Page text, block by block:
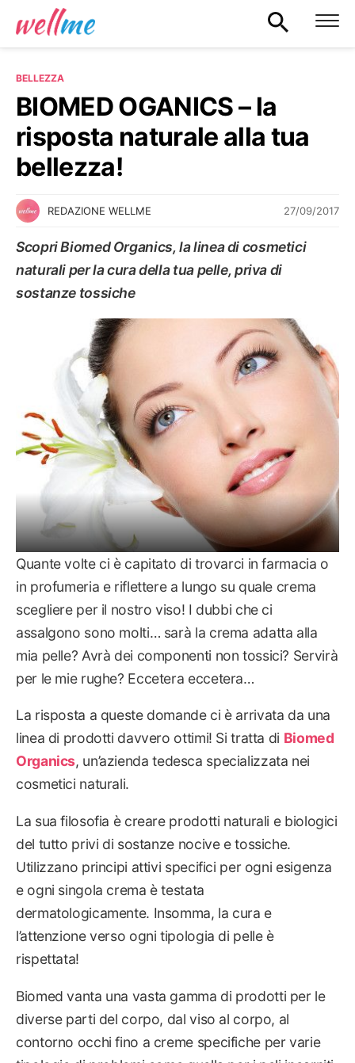
BELLEZZA
BIOMED OGANICS – la
risposta naturale alla tua
bellezza!
REDAZIONE WELLME 27/09/2017
Scopri Biomed Organics, la linea di cosmetici
naturali per la cura della tua pelle, priva di
sostanze tossiche
Quante volte ci è capitato di trovarci in farmacia o
in profumeria e riflettere a lungo su quale crema
scegliere per il nostro viso! I dubbi che ci
assalgono sono molti… sarà la crema adatta alla
mia pelle? Avrà dei componenti non tossici? Servirà
per le mie rughe? Eccetera eccetera…
La risposta a queste domande ci è arrivata da una
linea di prodotti davvero ottimi! Si tratta di Biomed
Organics, un’azienda tedesca specializzata nei
cosmetici naturali.
La sua filosofia è creare prodotti naturali e biologici
del tutto privi di sostanze nocive e tossiche.
Utilizzano principi attivi specifici per ogni esigenza
e ogni singola crema è testata
dermatologicamente. Insomma, la cura e
l’attenzione verso ogni tipologia di pelle è
rispettata!
Biomed vanta una vasta gamma di prodotti per le
diverse parti del corpo, dal viso al corpo, al
contorno occhi fino a creme specifiche per varie